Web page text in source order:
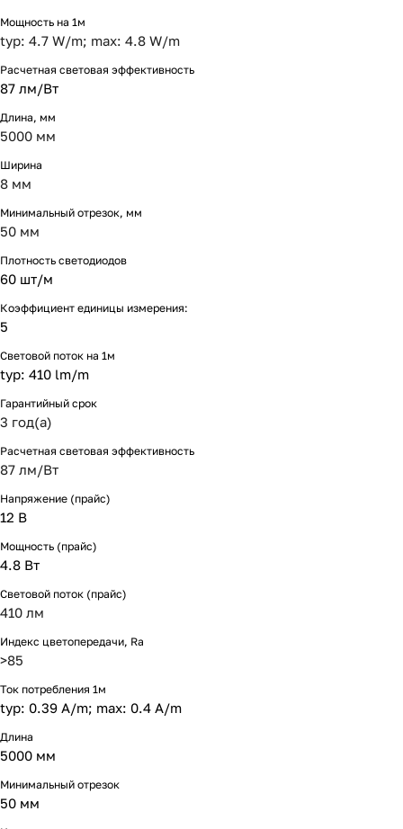
Мощность на 1м
typ: 4.7 W/m; max: 4.8 W/m
Расчетная световая эффективность
87 лм/Вт
Длина, мм
5000 мм
Ширина
8 мм
Минимальный отрезок, мм
50 мм
Плотность светодиодов
60 шт/м
Коэффициент единицы измерения:
5
Световой поток на 1м
typ: 410 lm/m
Гарантийный срок
3 год(а)
Расчетная световая эффективность
87 лм/Вт
Напряжение (прайс)
12 В
Мощность (прайс)
4.8 Вт
Световой поток (прайс)
410 лм
Индекс цветопередачи, Ra
>85
Ток потребления 1м
typ: 0.39 A/m; max: 0.4 A/m
Длина
5000 мм
Минимальный отрезок
50 мм